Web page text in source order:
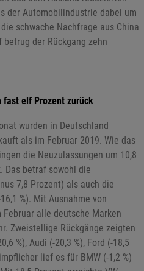
der Automobilindustrie dabei um
schwache Nachfrage aus China
der Rückgang zehn
fast elf Prozent zurück
wurden in Deutschland
als im Februar 2019. Wie das
die Neuzulassungen um 10,8
Das betraf sowohl die
7,8 Prozent) als auch die
%). Mit Ausnahme von
Februar alle deutsche Marken
Zweistellige Rückgänge zeigten
%), Audi (-20,3 %), Ford (-18,5
lief es für BMW (-1,2 %)